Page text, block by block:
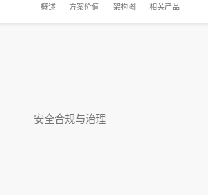
概述 方案价值 架构图 相关产品
安全合规与治理